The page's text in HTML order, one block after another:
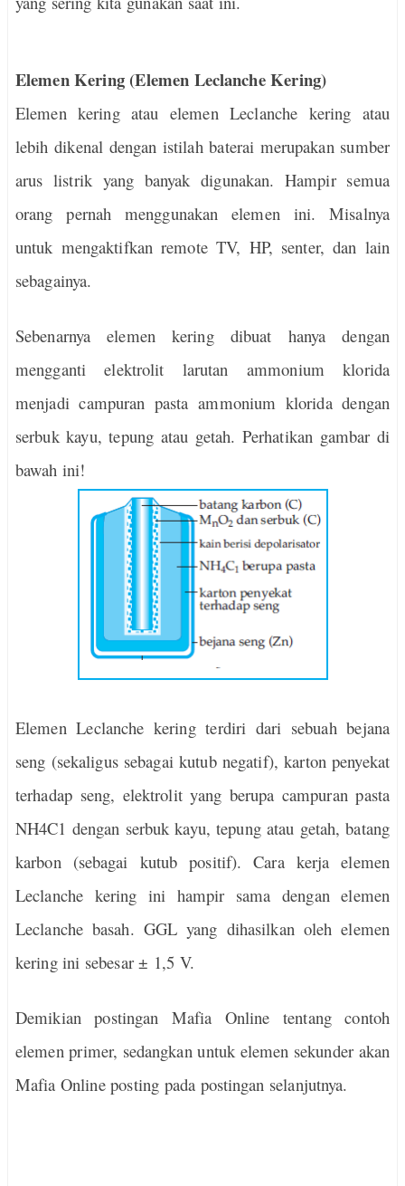
Elemen Kering (Elemen Leclanche Kering)
Elemen kering atau elemen Leclanche kering atau
lebih dikenal dengan istilah baterai merupakan sumber
arus listrik yang banyak digunakan. Hampir semua
orang pernah menggunakan elemen ini. Misalnya
untuk mengaktifkan remote TV, HP, senter, dan lain
sebagainya.
Sebenarnya elemen kering dibuat hanya dengan
mengganti elektrolit larutan ammonium klorida
menjadi campuran pasta ammonium klorida dengan
serbuk kayu, tepung atau getah. Perhatikan gambar di
bawah ini!
Elemen Leclanche kering terdiri dari sebuah bejana
seng (sekaligus sebagai kutub negatif), karton penyekat
terhadap seng, elektrolit yang berupa campuran pasta
NH4C1 dengan serbuk kayu, tepung atau getah, batang
karbon (sebagai kutub positif). Cara kerja elemen
Leclanche kering ini hampir sama dengan elemen
Leclanche basah. GGL yang dihasilkan oleh elemen
kering ini sebesar ± 1,5 V.
Demikian postingan Mafia Online tentang contoh
elemen primer, sedangkan untuk elemen sekunder akan
Mafia Online posting pada postingan selanjutnya.